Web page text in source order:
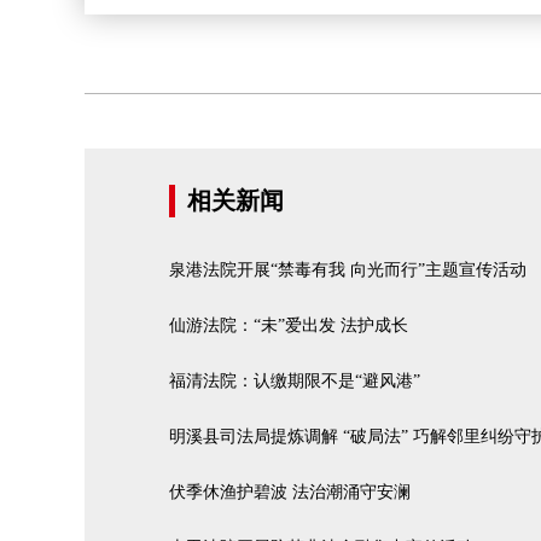
相关新闻
泉港法院开展“禁毒有我 向光而行”主题宣传活动
仙游法院：“未”爱出发 法护成长
福清法院：认缴期限不是“避风港”
明溪县司法局提炼调解 “破局法” 巧解邻里纠纷守
伏季休渔护碧波 法治潮涌守安澜